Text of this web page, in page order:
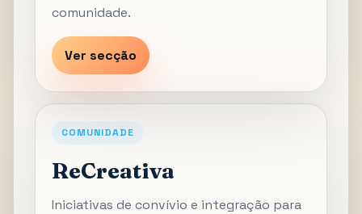
comunidade.
Ver secção
COMUNIDADE
ReCreativa
Iniciativas de convívio e integração para